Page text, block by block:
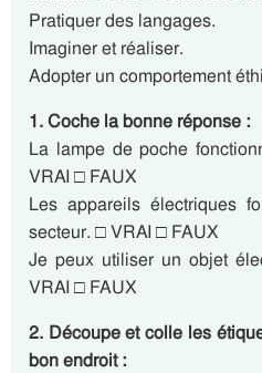
Pratiquer des langages.
Imaginer et réaliser.
Adopter un comportement
1. Coche la bonne réponse :
La lampe de poche
VRAI □ FAUX
Les appareils électriques
secteur. □ VRAI □ FAUX
Je peux utiliser un objet
VRAI □ FAUX
2. Découpe et colle les
bon endroit :